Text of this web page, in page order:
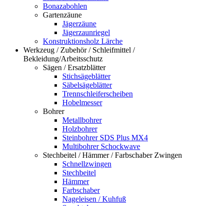
Bonazabohlen
Gartenzäune
Jägerzäune
Jägerzaunriegel
Konstruktionsholz Lärche
Werkzeug / Zubehör / Schleifmittel /
Bekleidung/Arbeitsschutz
Sägen / Ersatzblätter
Stichsägeblätter
Säbelsägeblätter
Trennschleiferscheiben
Hobelmesser
Bohrer
Metallbohrer
Holzbohrer
Steinbohrer SDS Plus MX4
Multibohrer Schockwave
Stechbeitel / Hämmer / Farbschaber Zwingen
Schnellzwingen
Stechbeitel
Hämmer
Farbschaber
Nageleisen / Kuhfuß